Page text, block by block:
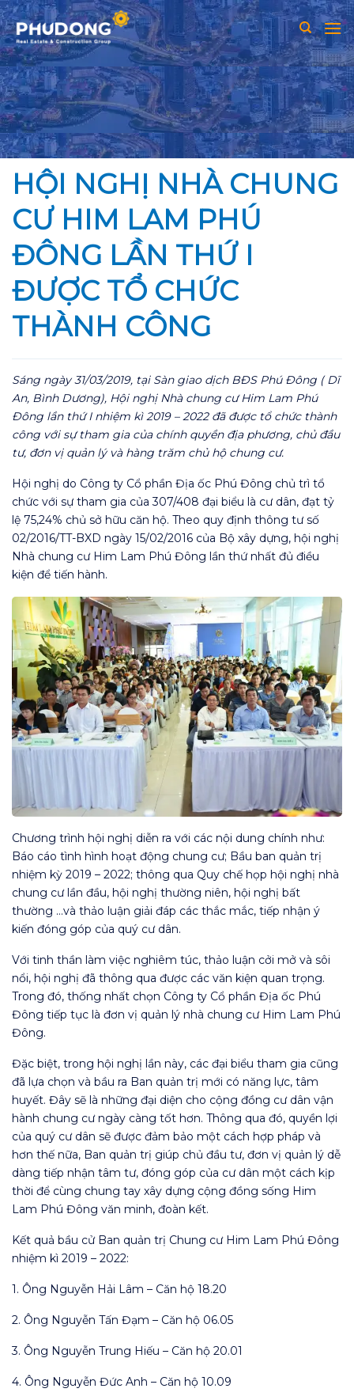
Skip
to
content
HỘI NGHỊ NHÀ CHUNG
CƯ HIM LAM PHÚ
ĐÔNG LẦN THỨ I
ĐƯỢC TỔ CHỨC
THÀNH CÔNG
Sáng ngày 31/03/2019, tại Sàn giao dịch BĐS Phú Đông ( Dĩ
An, Bình Dương), Hội nghị Nhà chung cư Him Lam Phú
Đông lần thứ I nhiệm kì 2019 – 2022 đã được tổ chức thành
công với sự tham gia của chính quyền địa phương, chủ đầu
tư, đơn vị quản lý và hàng trăm chủ hộ chung cư.
Hội nghị do Công ty Cổ phần Địa ốc Phú Đông chủ trì tổ
chức với sự tham gia của307/408 đại biểu là cư dân, đạt tỷ
lệ 75,24% chủ sở hữu căn hộ. Theo quy định thông tư số
02/2016/TT-BXD ngày 15/02/2016 của Bộ xây dựng, hội nghị
Nhà chung cư Him Lam Phú Đông lần thứ nhất đủ điều
kiện để tiến hành.
Chương trình hội nghị diễn ra với các nội dung chính như:
Báo cáo tình hình hoạt động chung cư; Bầu ban quản trị
nhiệm kỳ 2019 – 2022; thông qua Quy chế họp hội nghị nhà
chung cư lần đầu, hội nghị thường niên, hội nghị bất
thường …và thảo luận giải đáp các thắc mắc, tiếp nhận ý
kiến đóng góp của quý cư dân.
Với tinh thần làm việc nghiêm túc, thảo luận cởi mở và sôi
nổi, hội nghị đã thông qua được các văn kiện quan trọng.
Trong đó, thống nhất chọn Công ty Cổ phần Địa ốc Phú
Đông tiếp tục là đơn vị quản lý nhà chung cư Him Lam Phú
Đông.
Đặc biệt, trong hội nghị lần này, các đại biểu tham gia cũng
đã lựa chọn và bầu ra Ban quản trị mới có năng lực, tâm
huyết. Đây sẽ là những đại diện cho cộng đồng cư dân vận
hành chung cư ngày càng tốt hơn. Thông qua đó, quyền lợi
của quý cư dân sẽ được đảm bảo một cách hợp pháp và
hơn thế nữa, Ban quản trị giúp chủ đầu tư, đơn vị quản lý dễ
dàng tiếp nhận tâm tư, đóng góp của cư dân một cách kịp
thời để cùng chung tay xây dựng cộng đồng sống Him
Lam Phú Đông văn minh, đoàn kết.
Kết quả bầu cử Ban quản trị Chung cư Him Lam Phú Đông
nhiệm kì 2019 – 2022:
1. Ông Nguyễn Hải Lâm – Căn hộ 18.20
2. Ông Nguyễn Tấn Đạm – Căn hộ 06.05
3. Ông Nguyễn Trung Hiếu – Căn hộ 20.01
4. Ông Nguyễn Đức Anh – Căn hộ 10.09